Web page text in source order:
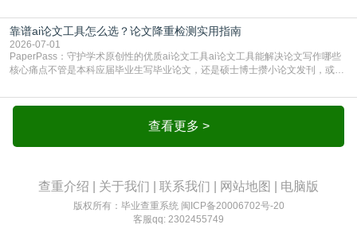
疑问：国际学术会议论文到底好不好发表？其价值和难度究竟如何衡量。本篇
AEIC学术交流中心小编就为大家介绍“国际学术会议论文好发表吗”。一、会议论
文发表的相对优势与期刊论文相比，国际会议论文的发
靠谱ai论文工具怎么选？论文降重检测实用指南
2026-07-01
PaperPass：守护学术原创性的优质ai论文工具ai论文工具能解决论文写作哪些
核心痛点不管是本科应届毕业生写毕业论文，还是硕士博士攒小论文发刊，或是
自己逐句读逐句改，熬好几个大夜不说，还经常改不到点上，交上去才发现重复
率超标，再返工太折腾。现在有了成熟的ai论文工具，这些痛点基本都能高效解
决。靠谱的ai论文工具，不止能帮你梳查看更多 >
查重介绍 关于我们 联系我们 网站地图 电脑版
版权所有：毕业查重系统 闽ICP备20006702号-20
客服qq: 2302455749